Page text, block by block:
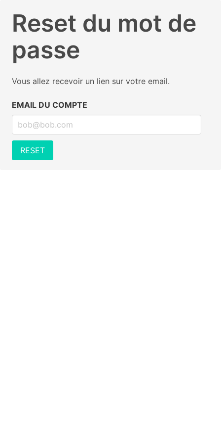
Reset du mot de
passe
Vous allez recevoir un lien sur votre email.
EMAIL DU COMPTE
RESET